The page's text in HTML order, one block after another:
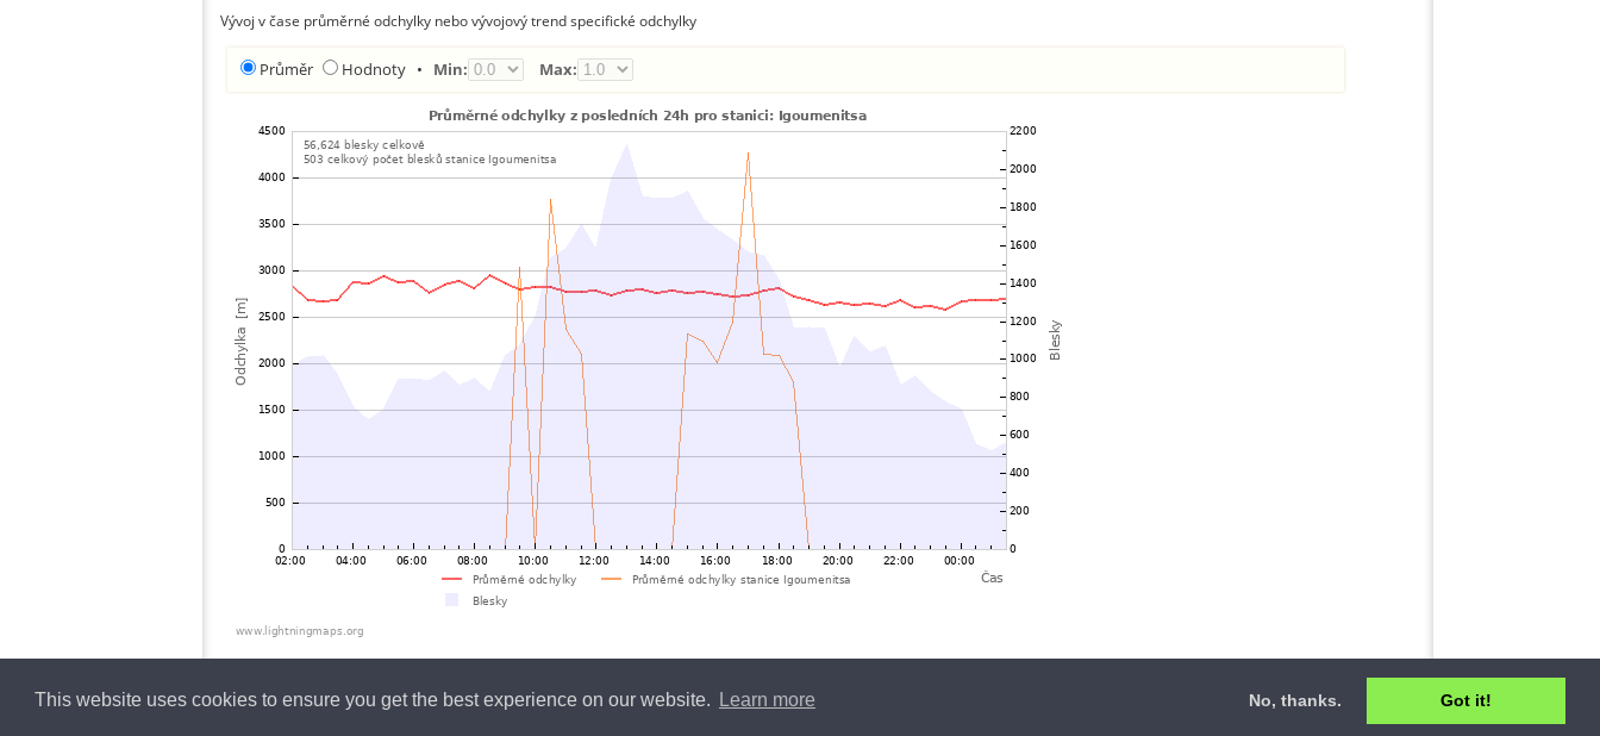
This website uses cookies to ensure you get the best experience on our website. Learn more No, thanks. Got it!
Vývoj v čase průměrné odchylky nebo vývojový trend specifické odchylky
Průměr Hodnoty • Min: Max: